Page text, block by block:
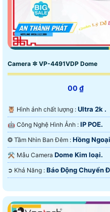
Camera ✲ VP-4491VDP Dome
00 ₫
🦉 Hình ảnh chất lượng : Ultra 2k .
🤖️ Công Nghệ Hình Ảnh : IP POE.
❂ Tầm Nhìn Ban Đêm : Hồng
⚒ Mẫu Camera Dome Kim loại.
️➲ Khả Năng : Báo Động Chuyển